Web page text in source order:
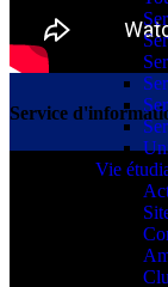
Vie
Service